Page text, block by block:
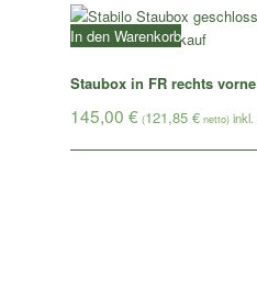
Staubox in FR rechts
145,00 € (121,85 €netto)
In den Warenkorb